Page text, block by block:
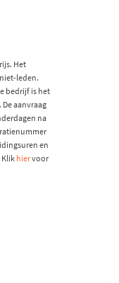
Het
leden.
bedrijf is het
aanvraag
na
en
Klikhiervoor